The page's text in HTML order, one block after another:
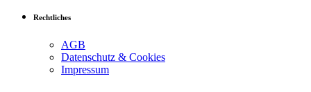
Rechtliches
AGB
Datenschutz & Cookies
Impressum